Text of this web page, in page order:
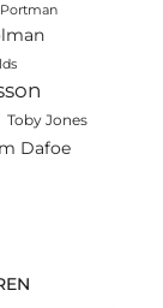
Toby Jones
Dafoe